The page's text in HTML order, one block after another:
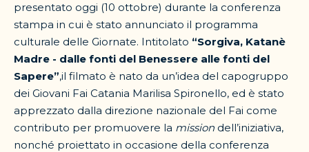
presentato oggi (10 ottobre) durante la conferenza
stampa in cui è stato annunciato il programma
culturale delle Giornate. Intitolato “Sorgiva, Katanè
Madre - dalle fonti del Benessere alle fonti del
Sapere”,il filmato è nato da un’idea del capogruppo
dei Giovani Fai Catania Marilisa Spironello, ed è stato
apprezzato dalla direzione nazionale del Fai come
contributo per promuovere la mission dell’iniziativa,
nonché proiettato in occasione della conferenza